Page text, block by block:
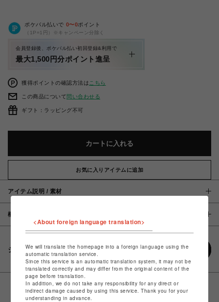
ポケパル払いで 0〜0ポイント
（1P=1円）※キャンペーン分除く
会員登録後、ポケパル払い初回登録&利用で
最大1,500円分ポイント進呈
獲得ポイントの確認方法は こちら
この商品について問い合わせる
ギフト：ラッピング不可
カートに入れる
お気に入りアイテムに追加
アイテム説明 / 素材
概要
シェアする
<About foreign language translation>
We will translate the homepage into a foreign language using the
automatic translation service.
Since this service is an automatic translation system, it may not be
translated correctly and may differ from the original content of the
page before translation.
In addition, we do not take any responsibility for any direct or
indirect damage caused by using this service. Thank you for your
understanding in advance.